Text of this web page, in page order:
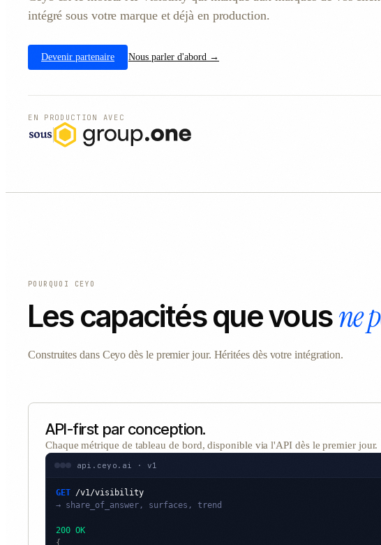
intégré sous votre marque et déjà en production.
Devenir partenaire Nous parler d'abord →
EN PRODUCTION AVEC
POURQUOI CEYO
Les capacités que vousne
Construites dans Ceyo dès le premier jour. Héritées dès votre intégration.
API-first par conception.
Chaque métrique de tableau de bord, disponible via l'API dès le premier jour.
api.ceyo.ai · v1
GET /v1/visibility
→ share_of_answer, surfaces, trend
200 OK
{